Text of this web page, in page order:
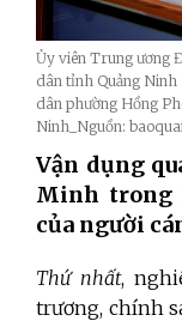
Ủy viên Trung ương
dân tỉnh Quảng Ninh
dân phường Hồng
Ninh_Nguồn:
Vận dụng
Minh trong
của người
Thứ nhất,
trương, chính